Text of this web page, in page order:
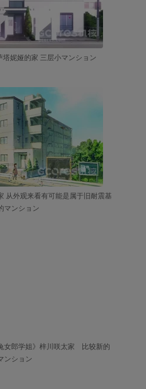
塔妮娅的家 三层小マンション
从外观来看有可能是属于旧耐震基
マンション
女郎学姐》梓川咲太家　比较新的
ンション